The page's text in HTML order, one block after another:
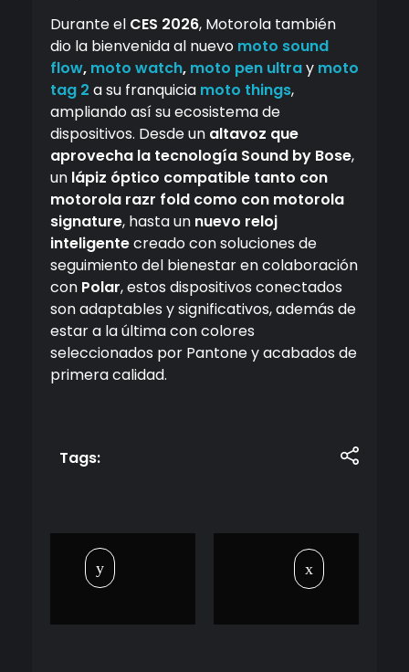
Durante el CES 2026, Motorola también
dio la bienvenida al nuevo moto sound
flow, moto watch, moto pen ultray moto
tag 2 a su franquicia moto things,
ampliando así su ecosistema de
dispositivos. Desde un altavoz que
aprovecha la tecnología Sound by Bose,
un lápiz óptico compatible tanto con
motorola razr fold como con motorola
signature, hasta un nuevo reloj
inteligentecreado con soluciones de
seguimiento del bienestar en colaboración
con Polar, estos dispositivos conectados
son adaptables y significativos, además de
estar a la última con colores
seleccionados por Pantone y acabados de
primera calidad.
Tags: